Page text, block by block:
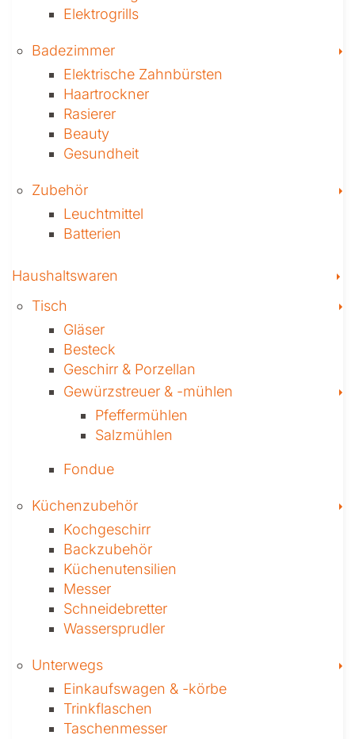
Elektrogrills
Badezimmer
Elektrische Zahnbürsten
Haartrockner
Rasierer
Beauty
Gesundheit
Zubehör
Leuchtmittel
Batterien
Haushaltswaren
Tisch
Gläser
Besteck
Geschirr & Porzellan
Gewürzstreuer­ & -mühlen
Pfeffermühlen
Salzmühlen
Fondue
Küchenzubehör
Kochgeschirr
Backzubehör
Küchenutensilien
Messer
Schneidebretter
Wassersprudler
Unterwegs
Einkaufswagen & ­-körbe
Trinkflaschen
Taschen­messer